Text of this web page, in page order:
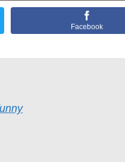
Facebook